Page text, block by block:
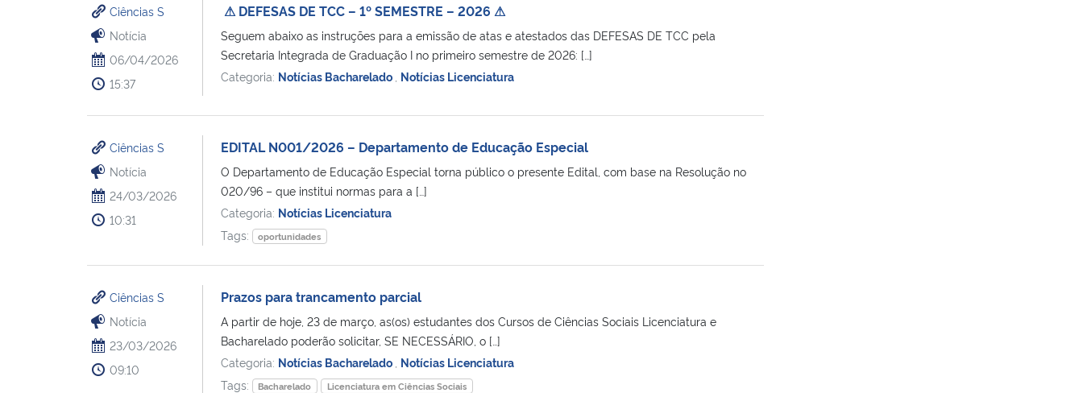
Ciências S
Notícia
06/04/2026
15:37
⚠ DEFESAS DE TCC – 1º SEMESTRE – 2026 ⚠
Seguem abaixo as instruções para a emissão de atas e atestados das DEFESAS DE TCC pela
Secretaria Integrada de Graduação I no primeiro semestre de 2026: […]
Categoria: Notícias Bacharelado Notícias Licenciatura
Ciências S
Notícia
24/03/2026
10:31
EDITAL N001/2026 – Departamento de Educação Especial
O Departamento de Educação Especial torna público o presente Edital, com base na Resolução no
020/96 – que institui normas para a […]
Categoria: Notícias Licenciatura
Tags:
oportunidades
Ciências S
Notícia
23/03/2026
09:10
Prazos para trancamento parcial
A partir de hoje, 23 de março, as(os) estudantes dos Cursos de Ciências Sociais Licenciatura e
Bacharelado poderão solicitar, SE NECESSÁRIO, o […]
Categoria: Notícias Bacharelado Notícias Licenciatura
Tags:
Bacharelado Licenciatura em Ciências Sociais